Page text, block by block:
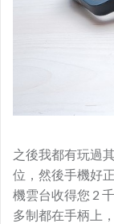
之後我都有玩過
位，然後手機好
機雲台收得您 2
多制都在手柄上